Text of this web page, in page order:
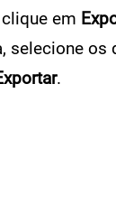
em
selecione os
.